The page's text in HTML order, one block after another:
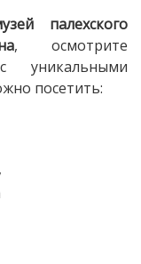
палехского
, осмотрите
уникальными
посетить: